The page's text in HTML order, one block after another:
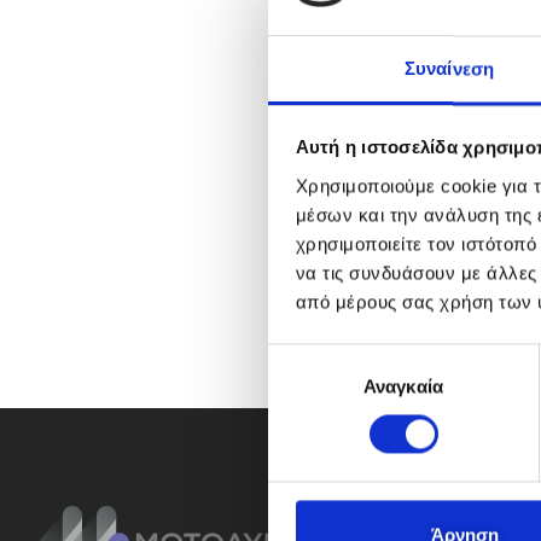
Συναίνεση
Αυτή η ιστοσελίδα
Χρησιμοποιούμε cookie για
μέσων και την ανάλυση της
χρησιμοποιείτε τον
να τις συνδυάσουν με
από μέρους σας χρήση των
ή
Αναγκαία
Άρνηση